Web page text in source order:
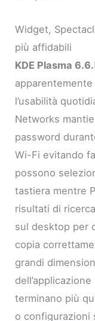
Widget,
più affidabili
KDE Plasma
l’usabilità
Networks
password
Wi-Fi evitando
possono
tastiera mentre
risultati di
sul desktop per
copia
grandi
terminano più
o